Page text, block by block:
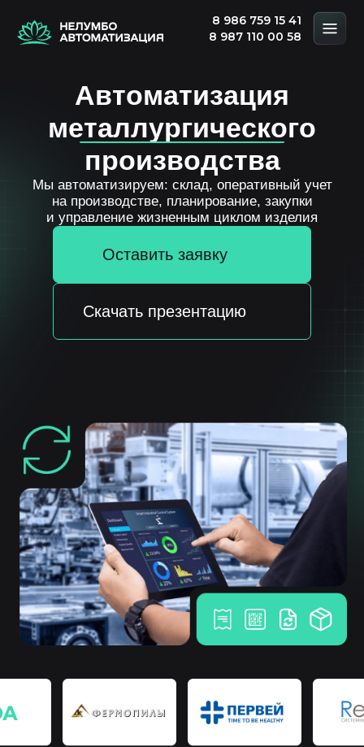
8 986 759 15 41
8 987 110 00 58
металлургического
Мы автоматизируем: склад, оперативный учет
на производстве, планирование, закупки
и управление жизненным циклом изделия
Оставить заявку
Скачать презентацию
Расширяя границы возможного
Собственная разработка